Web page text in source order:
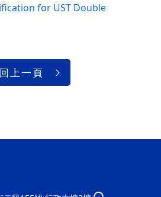
for UST Double
回上一頁